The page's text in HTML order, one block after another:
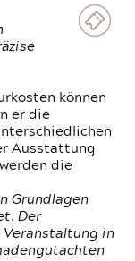
können
er die
Ausstattung
die
Grundlagen
Der
Veranstaltung in